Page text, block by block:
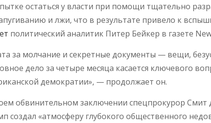
остаться у власти при помощи тщательно
и лжи, что в результате привело к
политический аналитик Питер Бейкер в газете
за молчание и секретные документы — вещи,
дело за четыре месяца касается ключевого
демократии», — продолжает он.
обвинительном заключении спецпрокурор Смит
создал «атмосферу глубокого общественного